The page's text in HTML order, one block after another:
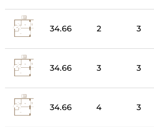
34.66 2 3
34.66 3 3
34.66 4 3